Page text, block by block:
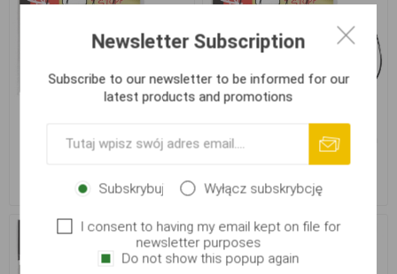
EWG Hook #2 with Silicon
Stopper
19,90 zł
Gamakatsu Worm Offset
EWG Hook #2/0 with Silicon
24,27 zł
Newsletter Subscription
Subscribe to our newsletter to be informed for our
latest products and promotions
Subskrybuj Wyłącz subskrybcję
I consent to having my email kept on file for
newsletter purposes
Do not show this popup again